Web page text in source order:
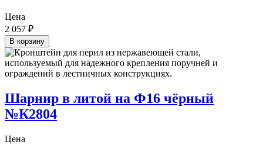
Цена
2 057 ₽
В корзину
Шарнир в литой на Ф16 чёрный
№К2804
Цена